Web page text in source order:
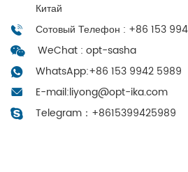
Китай
Сотовый Телефон : +86 153
WeChat : opt-sasha
WhatsApp:+86 153 9942 5989
E-mail:liyong@opt-ika.com
Telegram： +8615399425989